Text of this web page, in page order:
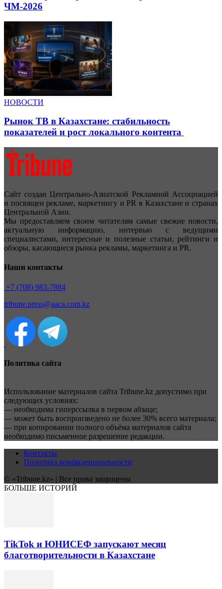
ЧМ-2026
НОВОСТИ
Рынок ТВ в Казахстане: стабильность
показателей и рост локального контента
Сайт создан Центрально-Азиатской Рекламной Ассоциацией
и посвящен рекламе, маркетингу и PR в Казахстане и странах
Центральной Азии.
Мы предоставляем своим читателям самые свежие новости,
актуальную информацию, интервью с ведущими
специалистами, интересные и полезные статьи, рейтинги и
обзоры, касающиеся рынка рекламы, маркетинга и PR.
Наши контакты
+7 (708) 983-7884
tribune.press@aaca.com.kz
Политика сайта
Использование материалов сайта Tribune.kz допустимо при
следующих условиях:
— необходима гиперссылка в первом абзаце;
— может быть воспроизведено не более 30% всего материала;
— при копировании полного объёма материалов сайта
необходимо письменное разрешение редакции.
Контакты
Политика конфиденциальности
© «Tribune.kz» | Все права защищены
БОЛЬШЕ ИСТОРИЙ
TikTok и ЮНИСЕФ запускают месяц
благотворительности в Казахстане